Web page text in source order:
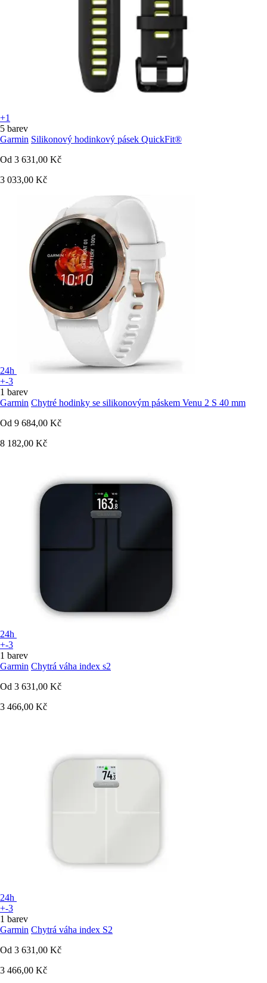
+1
5 barev
Garmin Silikonový hodinkový pásek QuickFit®
Od 3 631,00 Kč
3 033,00 Kč
24h
+-3
1 barev
Garmin Chytré hodinky se silikonovým páskem Venu 2 S 40 mm
Od 9 684,00 Kč
8 182,00 Kč
24h
+-3
1 barev
Garmin Chytrá váha index s2
Od 3 631,00 Kč
3 466,00 Kč
24h
+-3
1 barev
Garmin Chytrá váha index S2
Od 3 631,00 Kč
3 466,00 Kč